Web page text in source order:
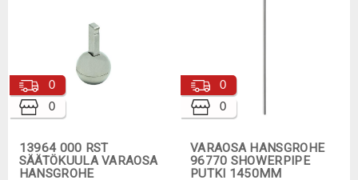
13964 000 RST
SÄÄTÖKUULA VARAOSA
HANSGROHE
0
0
VARAOSA HANSGROHE
96770 SHOWERPIPE
PUTKI 1450MM
0
0